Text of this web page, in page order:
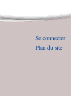
Se connecter
Plan du site